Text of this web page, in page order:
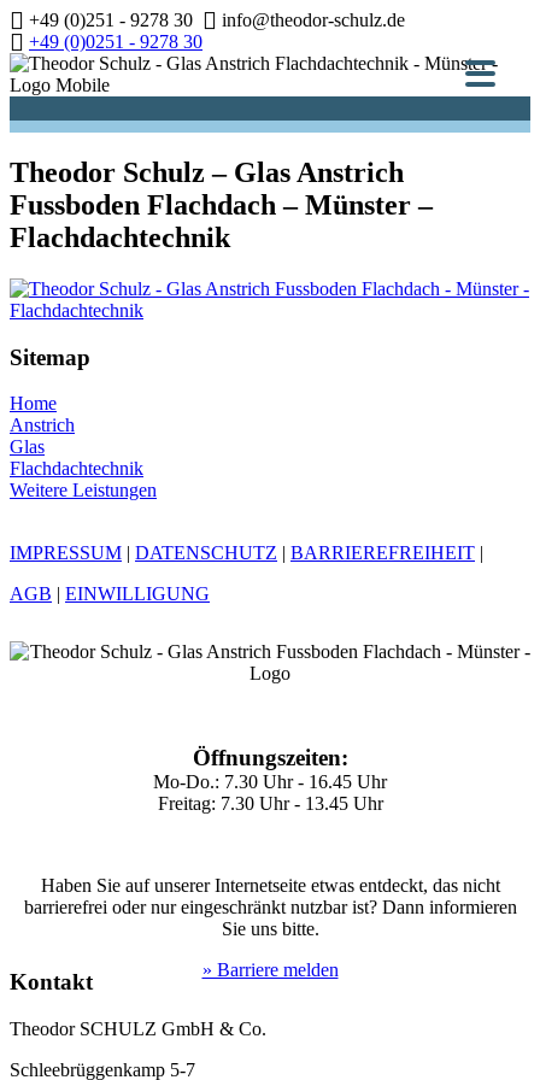
Zum
Inhalt
springen
+49 (0)251 - 9278 30
info@theodor-schulz.de
+49 (0)0251 - 9278 30
Theodor Schulz – Glas Anstrich
Fussboden Flachdach – Münster –
Flachdachtechnik
Sitemap
Home
Anstrich
Glas
Flachdachtechnik
Weitere Leistungen
IMPRESSUM | DATENSCHUTZ | BARRIEREFREIHEIT |
AGB | EINWILLIGUNG
Öffnungszeiten:
Mo-Do.: 7.30 Uhr - 16.45 Uhr
Freitag: 7.30 Uhr - 13.45 Uhr
Haben Sie auf unserer Internetseite etwas entdeckt, das nicht
barrierefrei oder nur eingeschränkt nutzbar ist? Dann informieren
Sie uns bitte.
» Barriere melden
Kontakt
Theodor SCHULZ GmbH & Co.
Schleebrüggenkamp 5-7